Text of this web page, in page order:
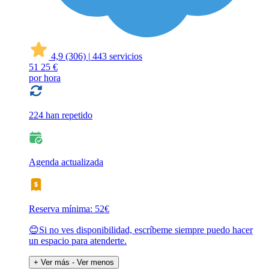
4,9 (306) | 443 servicios
51 25 €
por hora
224 han repetido
Agenda actualizada
Reserva mínima: 52€
😊Si no ves disponibilidad, escríbeme siempre puedo hacer
un espacio para atenderte.
+ Ver más - Ver menos